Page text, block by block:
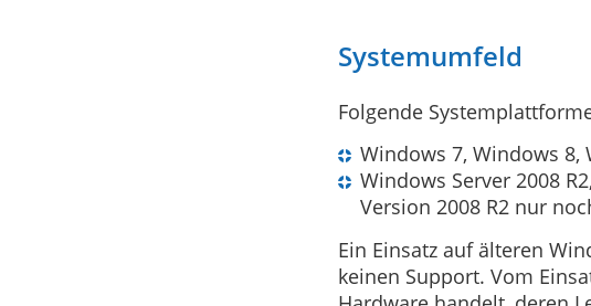
Systemumfeld
Folgende
Windows 7, Windows 8,
Windows Server 2008
Version 2008 R2 nur
Ein Einsatz auf älteren
keinen Support. Vom